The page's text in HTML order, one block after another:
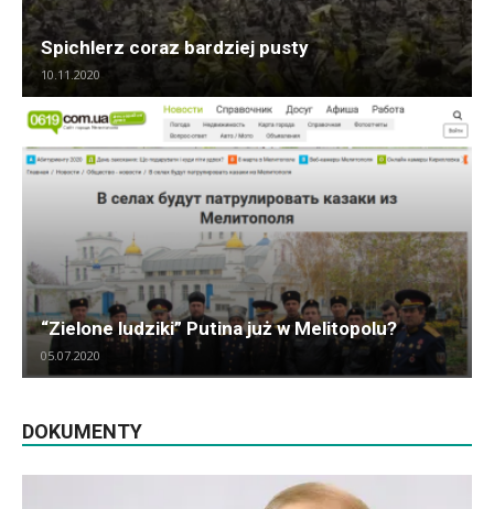
Spichlerz coraz bardziej pusty
10.11.2020
“Zielone ludziki” Putina już w Melitopolu?
05.07.2020
DOKUMENTY